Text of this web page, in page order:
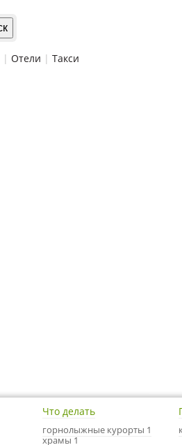
| Отели | Такси
Что делать
горнолыжные курорты 1
храмы 1